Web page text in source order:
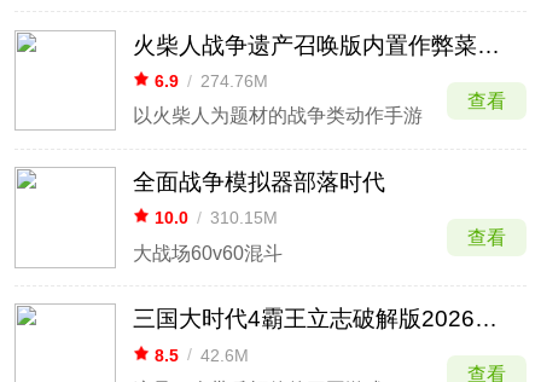
火柴人战争遗产召唤版内置作弊菜单最新版
6.9 / 274.76M
以火柴人为题材的战争类动作手游
查看
全面战争模拟器部落时代
10.0 / 310.15M
大战场60v60混斗
查看
三国大时代4霸王立志破解版2026最新版
8.5 / 42.6M
查看